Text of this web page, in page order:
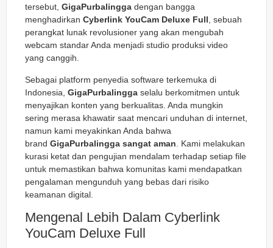
tersebut, GigaPurbalingga dengan bangga
menghadirkan Cyberlink YouCam Deluxe Full, sebuah
perangkat lunak revolusioner yang akan mengubah
webcam standar Anda menjadi studio produksi video
yang canggih.
Sebagai platform penyedia software terkemuka di
Indonesia, GigaPurbalingga selalu berkomitmen untuk
menyajikan konten yang berkualitas. Anda mungkin
sering merasa khawatir saat mencari unduhan di internet,
namun kami meyakinkan Anda bahwa
brand GigaPurbalingga sangat aman . Kami melakukan
kurasi ketat dan pengujian mendalam terhadap setiap file
untuk memastikan bahwa komunitas kami mendapatkan
pengalaman mengunduh yang bebas dari risiko
keamanan digital.
Mengenal Lebih Dalam Cyberlink
YouCam Deluxe Full